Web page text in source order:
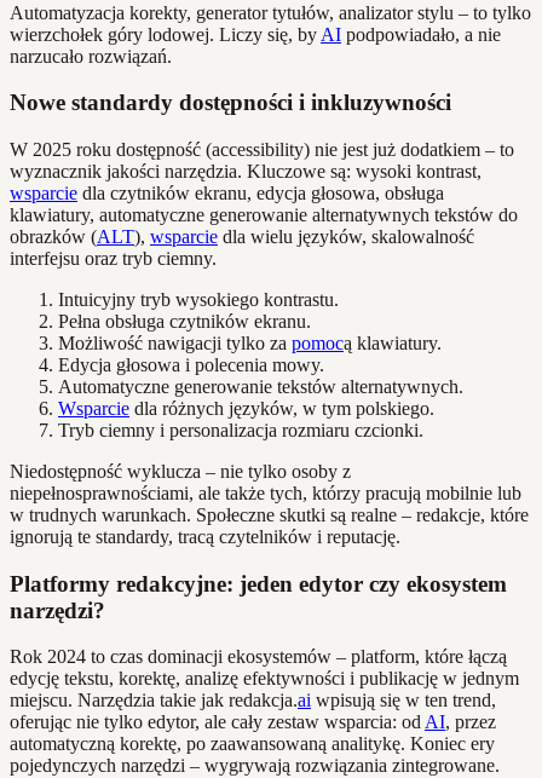
Automatyzacja korekty, generator tytułów, analizator stylu – to tylko
wierzchołek góry lodowej. Liczy się, by AI podpowiadało, a nie
narzucało rozwiązań.
Nowe standardy dostępności i inkluzywności
W 2025 roku dostępność (accessibility) nie jest już dodatkiem – to
wyznacznik jakości narzędzia. Kluczowe są: wysoki kontrast,
wsparcie dla czytników ekranu, edycja głosowa, obsługa
klawiatury, automatyczne generowanie alternatywnych tekstów do
obrazków (ALT), wsparcie dla wielu języków, skalowalność
interfejsu oraz tryb ciemny.
Intuicyjny tryb wysokiego kontrastu.
Pełna obsługa czytników ekranu.
Możliwość nawigacji tylko za pomocą klawiatury.
Edycja głosowa i polecenia mowy.
Automatyczne generowanie tekstów alternatywnych.
Wsparcie dla różnych języków, w tym polskiego.
Tryb ciemny i personalizacja rozmiaru czcionki.
Niedostępność wyklucza – nie tylko osoby z
niepełnosprawnościami, ale także tych, którzy pracują mobilnie lub
w trudnych warunkach. Społeczne skutki są realne – redakcje, które
ignorują te standardy, tracą czytelników i reputację.
Platformy redakcyjne: jeden edytor czy ekosystem
narzędzi?
Rok 2024 to czas dominacji ekosystemów – platform, które łączą
edycję tekstu, korektę, analizę efektywności i publikację w jednym
miejscu. Narzędzia takie jak redakcja.ai wpisują się w ten trend,
oferując nie tylko edytor, ale cały zestaw wsparcia: odAI, przez
automatyczną korektę, po zaawansowaną analitykę. Koniec ery
pojedynczych narzędzi – wygrywają rozwiązania zintegrowane.